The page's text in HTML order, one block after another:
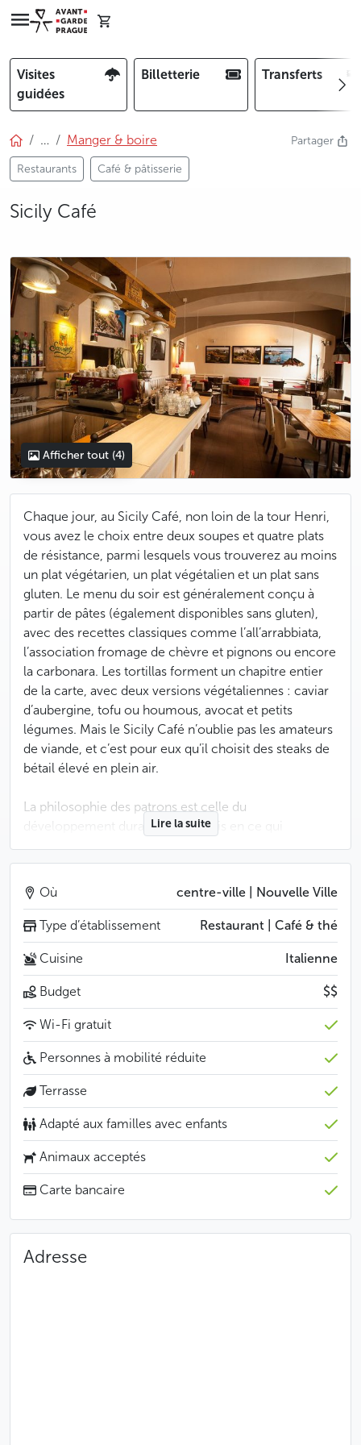
Visites
guidées
Billetterie Transferts
… Manger & boire
Restaurants Café & pâtisserie
Partager
Sicily Café
Afficher tout (4)
Chaque jour, au Sicily Café, non loin de la tour Henri,
vous avez le choix entre deux soupes et quatre plats
de résistance, parmi lesquels vous trouverez au moins
un plat végétarien, un plat végétalien et un plat sans
gluten. Le menu du soir est généralement conçu à
partir de pâtes (également disponibles sans gluten),
avec des recettes classiques comme l’all’arrabbiata,
l’association fromage de chèvre et pignons ou encore
la carbonara. Les tortillas forment un chapitre entier
de la carte, avec deux versions végétaliennes : caviar
d’aubergine, tofu ou houmous, avocat et petits
légumes. Mais le Sicily Café n’oublie pas les amateurs
de viande, et c’est pour eux qu’il choisit des steaks de
bétail élevé en plein air.
La philosophie des patrons est celle du
développement durable, y compris en ce qui
concerne le traitement des emballages et des
déchets : on ne saurait trop recommander le Sicily
Café à tous ceux pour qui éthique et écologie sont
essentiels.
Lire la suite
Moins
Où centre-ville | Nouvelle Ville
Type d’établissement Restaurant | Café & thé
Cuisine Italienne
Budget $$
Wi-Fi gratuit
Personnes à mobilité réduite
Terrasse
Adapté aux familles avec enfants
Animaux acceptés
Carte bancaire
Adresse